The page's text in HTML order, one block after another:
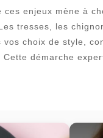
ces enjeux mène à
tresses, les
choix de style,
démarche